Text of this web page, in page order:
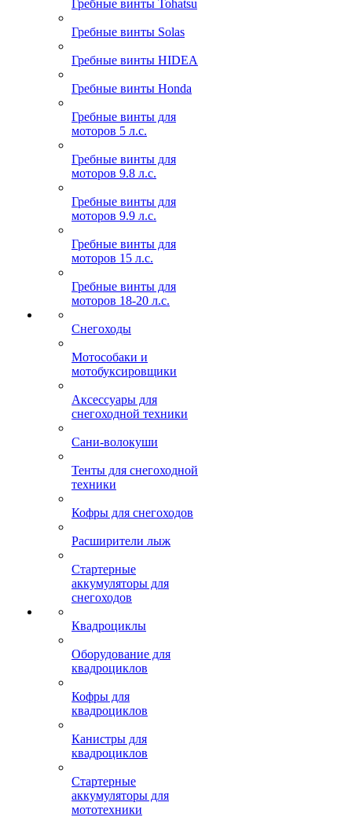
Гребные винты Tohatsu
Гребные винты Solas
Гребные винты HIDEA
Гребные винты Honda
Гребные винты для
моторов 5 л.с.
Гребные винты для
моторов 9.8 л.с.
Гребные винты для
моторов 9.9 л.с.
Гребные винты для
моторов 15 л.с.
Гребные винты для
моторов 18-20 л.с.
Снегоходы
Мотособаки и
мотобуксировщики
Аксессуары для
снегоходной техники
Сани-волокуши
Тенты для снегоходной
техники
Кофры для снегоходов
Расширители лыж
Стартерные
аккумуляторы для
снегоходов
Квадроциклы
Оборудование для
квадроциклов
Кофры для
квадроциклов
Канистры для
квадроциклов
Стартерные
аккумуляторы для
мототехники